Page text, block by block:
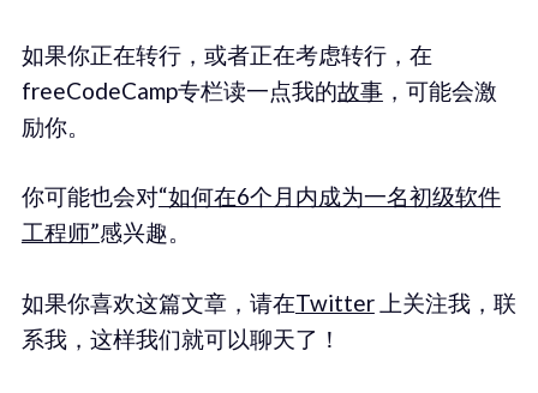
如果你正在转行，或者正在考虑转行，在
freeCodeCamp专栏读一点我的故事，可能会激
励你。
你可能也会对“如何在6个月内成为一名初级软件
工程师”感兴趣。
如果你喜欢这篇文章，请在Twitter上关注我，联
系我，这样我们就可以聊天了！